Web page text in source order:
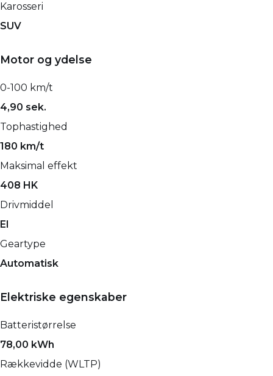
Karosseri
SUV
Motor og ydelse
0-100 km/t
4,90 sek.
Tophastighed
180 km/t
Maksimal effekt
408 HK
Drivmiddel
El
Geartype
Automatisk
Elektriske egenskaber
Batteristørrelse
78,00 kWh
Rækkevidde (WLTP)